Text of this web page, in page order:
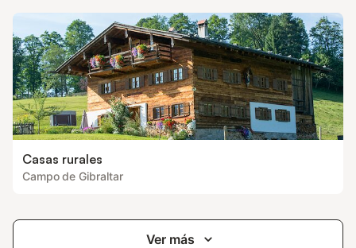
Casas rurales
Campo de Gibraltar
Ver más